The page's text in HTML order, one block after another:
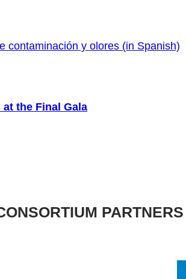
contaminación y olores (in Spanish)
the Final Gala
PARTNERS